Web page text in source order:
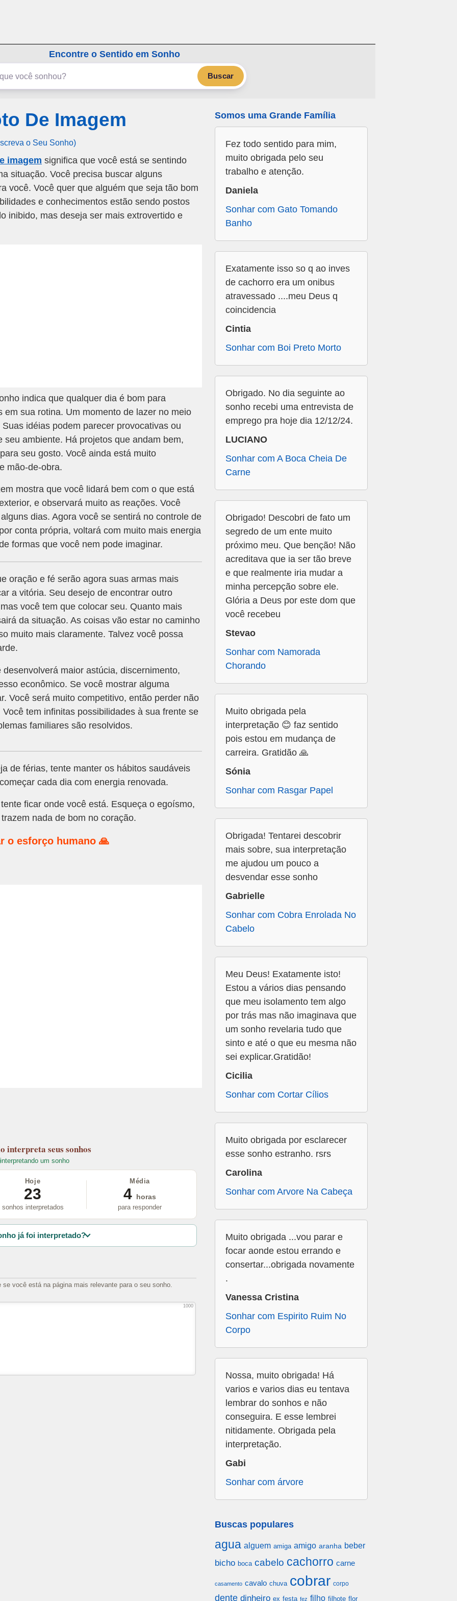
Encontre o Sentido em Sonho
Buscar
De Imagem
o Seu Sonho)
imagem significa que você está se sentindo
situação. Você precisa buscar alguns
você. Você quer que alguém que seja tão bom
e conhecimentos estão sendo postos
inibido, mas deseja ser mais extrovertido e
indica que qualquer dia é bom para
em sua rotina. Um momento de lazer no meio
idéias podem parecer provocativas ou
seu ambiente. Há projetos que andam bem,
seu gosto. Você ainda está muito
mão-de-obra.
mostra que você lidará bem com o que está
e observará muito as reações. Você
dias. Agora você se sentirá no controle de
conta própria, voltará com muito mais energia
formas que você nem pode imaginar.
oração e fé serão agora suas armas mais
a vitória. Seu desejo de encontrar outro
você tem que colocar seu. Quanto mais
da situação. As coisas vão estar no caminho
muito mais claramente. Talvez você possa
desenvolverá maior astúcia, discernimento,
econômico. Se você mostrar alguma
Você será muito competitivo, então perder não
tem infinitas possibilidades à sua frente se
familiares são resolvidos.
de férias, tente manter os hábitos saudáveis
cada dia com energia renovada.
ficar onde você está. Esqueça o egoísmo,
nada de bom no coração.
o esforço humano 🙏
interpreta seus sonhos
interpretando um sonho
Hoje
23
sonhos interpretados
Média
4
horas
para responder
já foi interpretado?
você está na página mais relevante para o seu sonho.
1000
Somos uma Grande Família
Fez todo sentido para mim,
muito obrigada pelo seu
trabalho e atenção.
Daniela
Sonhar com Gato Tomando
Banho
Exatamente isso so q ao inves
de cachorro era um onibus
atravessado ....meu Deus q
coincidencia
Cintia
Sonhar com Boi Preto Morto
Obrigado. No dia seguinte ao
sonho recebi uma entrevista de
emprego pra hoje dia 12/12/24.
LUCIANO
Sonhar com A Boca Cheia De
Carne
Obrigado! Descobri de fato um
segredo de um ente muito
próximo meu. Que benção! Não
acreditava que ia ser tão breve
e que realmente iria mudar a
minha percepção sobre ele.
Glória a Deus por este dom que
você recebeu
Stevao
Sonhar com Namorada
Chorando
Muito obrigada pela
interpretação 😊 faz sentido
pois estou em mudança de
carreira. Gratidão 🙏
Sónia
Sonhar com Rasgar Papel
Obrigada! Tentarei descobrir
mais sobre, sua interpretação
me ajudou um pouco a
desvendar esse sonho
Gabrielle
Sonhar com Cobra Enrolada No
Cabelo
Meu Deus! Exatamente isto!
Estou a vários dias pensando
que meu isolamento tem algo
por trás mas não imaginava que
um sonho revelaria tudo que
sinto e até o que eu mesma não
sei explicar.Gratidão!
Cicilia
Sonhar com Cortar Cílios
Muito obrigada por esclarecer
esse sonho estranho. rsrs
Carolina
Sonhar com Arvore Na Cabeça
Muito obrigada ...vou parar e
focar aonde estou errando e
consertar...obrigada novamente
.
Vanessa Cristina
Sonhar com Espirito Ruim No
Corpo
Nossa, muito obrigada! Há
varios e varios dias eu tentava
lembrar do sonhos e não
conseguira. E esse lembrei
nitidamente. Obrigada pela
interpretação.
Gabi
Sonhar com árvore
Buscas populares
agua alguem amiga amigo aranha beber
bicho boca cabelo cachorro carne
casamento cavalo chuva cobrar corpo
dente dinheiro ex festa fez filho filhote flor